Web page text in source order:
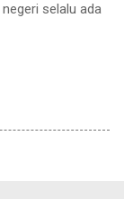
selalu ada